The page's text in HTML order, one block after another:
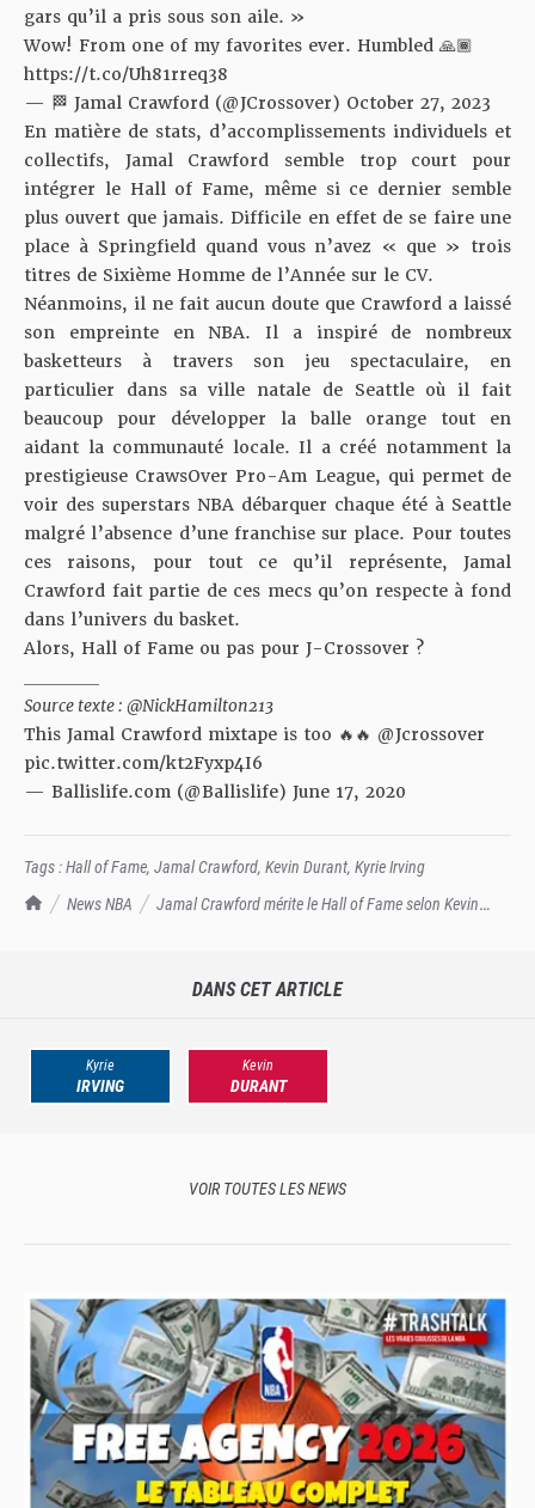
TrashTalk Actu NBA
News NBA
Jamal Crawford mérite le Hall of Fame selon Kevin
gars qu’il a pris sous son aile. »
Wow! From one of my favorites ever. Humbled 🙏🏾
https://t.co/Uh81rreq38
— 🏁 Jamal Crawford (@JCrossover) October 27, 2023
En matière de stats, d’accomplissements individuels et
collectifs, Jamal Crawford semble trop court pour
intégrer le Hall of Fame, même si ce dernier semble
plus ouvert que jamais. Difficile en effet de se faire une
place à Springfield quand vous n’avez « que » trois
titres de Sixième Homme de l’Année sur le CV.
Néanmoins, il ne fait aucun doute que Crawford a laissé
son empreinte en NBA. Il a inspiré de nombreux
basketteurs à travers son jeu spectaculaire, en
particulier dans sa ville natale de Seattle où il fait
beaucoup pour développer la balle orange tout en
aidant la communauté locale. Il a créé notamment la
prestigieuse CrawsOver Pro-Am League, qui permet de
voir des superstars NBA débarquer chaque été à Seattle
malgré l’absence d’une franchise sur place. Pour toutes
ces raisons, pour tout ce qu’il représente, Jamal
Crawford fait partie de ces mecs qu’on respecte à fond
dans l’univers du basket.
Alors, Hall of Fame ou pas pour J-Crossover ?
Source texte : @NickHamilton213
This Jamal Crawford mixtape is too 🔥🔥 @Jcrossover
pic.twitter.com/kt2Fyxp4I6
— Ballislife.com (@Ballislife) June 17, 2020
Tags :Hall of Fame, Jamal Crawford, Kevin Durant, Kyrie Irving
DANS CET ARTICLE
Kyrie
IRVING
Kevin
DURANT
VOIR TOUTES LES NEWS